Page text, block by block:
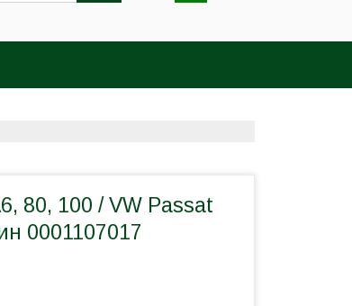
80, 100 / VW Passat
0001107017